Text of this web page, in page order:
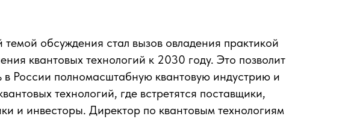
темой обсуждения стал вызов овладения практикой
квантовых технологий к 2030 году. Это позволит
в России полномасштабную квантовую индустрию и
технологий, где встретятся поставщики,
и инвесторы. Директор по квантовым технологиям